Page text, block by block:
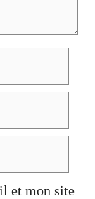
et mon site